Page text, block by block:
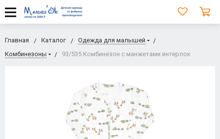
Главная Каталог
Одежда для малышей
Комбинезоны
93/535 Комбинезон с манжетами интерлок